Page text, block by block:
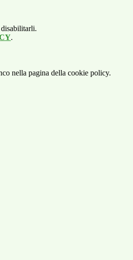
.
nella pagina della cookie policy.